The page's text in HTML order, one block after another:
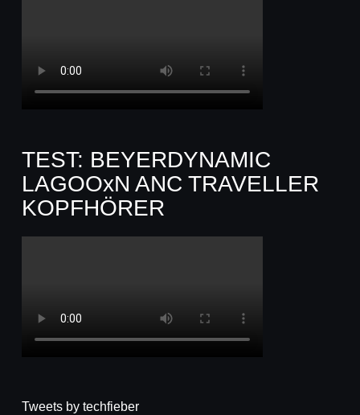
TEST: BEYERDYNAMIC
LAGOOxN ANC TRAVELLER
KOPFHÖRER
Tweets by techfieber